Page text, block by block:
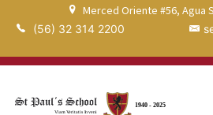
Merced Oriente #56, Agua
(56) 32 314 2200